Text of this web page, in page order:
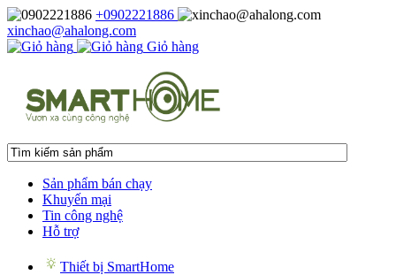
+0902221886
xinchao@ahalong.com
Giỏ hàng
Sản phẩm bán chạy
Khuyến mại
Tin công nghệ
Hỗ trợ
Thiết bị SmartHome